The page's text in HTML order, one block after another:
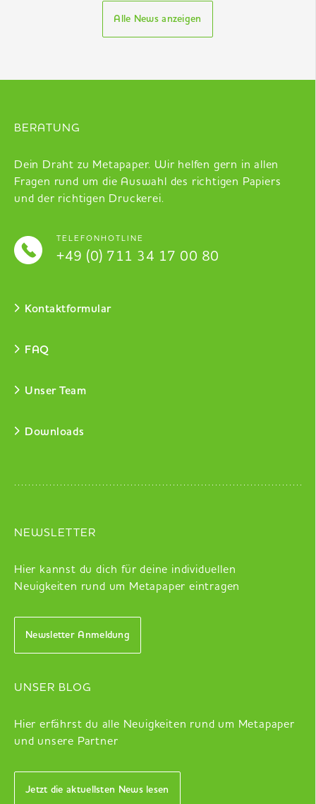
Alle News anzeigen
BERATUNG
Dein Draht zu Metapaper. Wir helfen gern in allen
Fragen rund um die Auswahl des richtigen Papiers
und der richtigen Druckerei.
TELEFONHOTLINE
+49 (0) 711 34 17 00 80
Kontaktformular
FAQ
Unser Team
Downloads
NEWSLETTER
Hier kannst du dich für deine individuellen
Neuigkeiten rund um Metapaper eintragen
Newsletter Anmeldung
UNSER BLOG
Hier erfährst du alle Neuigkeiten rund um Metapaper
und unsere Partner
Jetzt die aktuellsten News lesen